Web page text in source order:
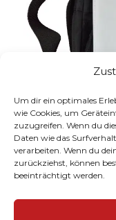
Um dir ein optimales
wie Cookies, um
zuzugreifen. Wenn du
Daten wie das
verarbeiten. Wenn du
zurückziehst, können
beeinträchtigt werden.